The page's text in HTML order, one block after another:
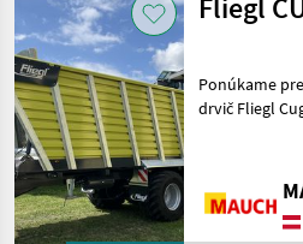
Kategorie 4 Země
AKTUÁLNÍ
CESTA
poľnohospodárska
technika
Stroje Na Zber
Objemovych
Krmiv
Obnovit
Zobrazit
výsledků
Fliegl
Ponúkame
drvič Fliegl
hmotnosť
parabolické
nábehovým